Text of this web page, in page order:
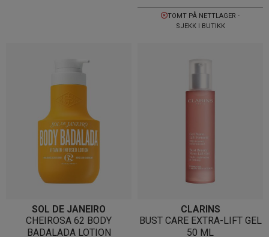
TOMT PÅ NETTLAGER -
SJEKK I BUTIKK
SOL DE JANEIRO
CHEIROSA 62 BODY
BADALADA LOTION
CLARINS
BUST CARE EXTRA-LIFT GEL
50 ML